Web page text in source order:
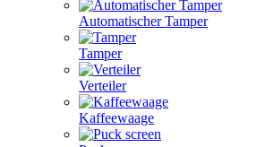
Automatischer Tamper
Tamper
Verteiler
Kaffeewaage